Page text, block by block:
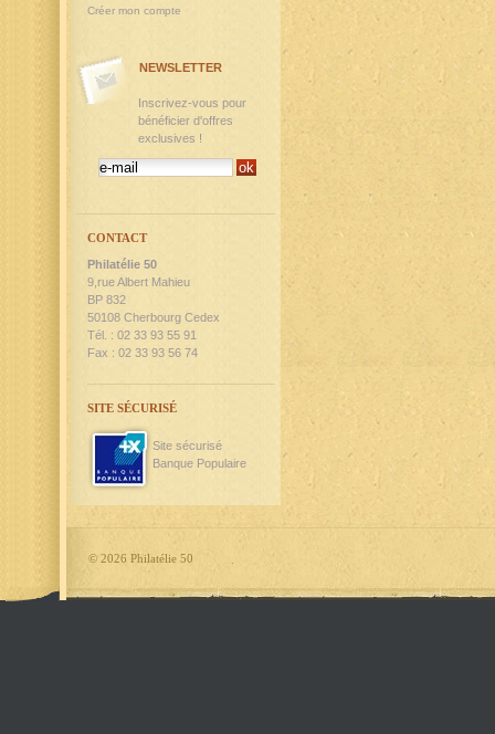
Créer mon compte
NEWSLETTER
Inscrivez-vous pour
bénéficier d'offres
exclusives !
CONTACT
Philatélie 50
9,rue Albert Mahieu
BP 832
50108 Cherbourg Cedex
Tél. : 02 33 93 55 91
Fax : 02 33 93 56 74
SITE SÉCURISÉ
Site sécurisé
Banque Populaire
© 2026 Philatélie 50